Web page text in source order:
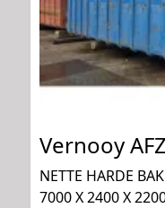
Vernooy
NETTE HARDE BAK
7000 X 2400 X